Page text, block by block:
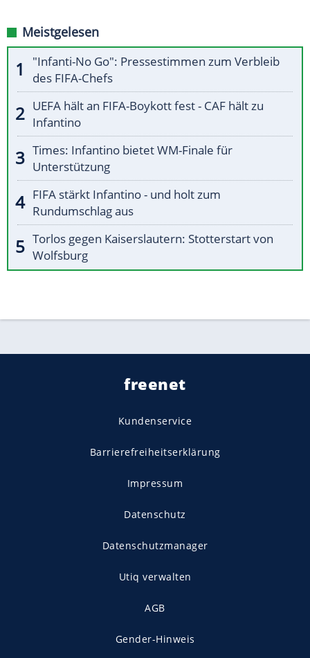
Meistgelesen
"Infanti-No Go": Pressestimmen zum Verbleib
des FIFA-Chefs
UEFA hält an FIFA-Boykott fest - CAF hält zu
Infantino
Times: Infantino bietet WM-Finale für
Unterstützung
FIFA stärkt Infantino - und holt zum
Rundumschlag aus
Torlos gegen Kaiserslautern: Stotterstart von
Wolfsburg
freenet
Kundenservice
Barrierefreiheitserklärung
Impressum
Datenschutz
Datenschutzmanager
Utiq verwalten
AGB
Gender-Hinweis